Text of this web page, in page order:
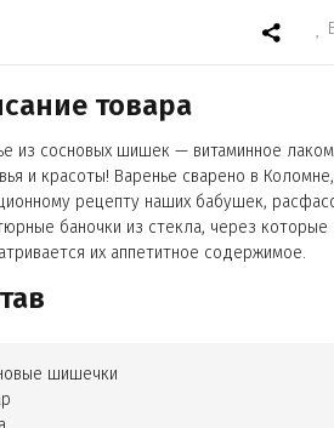
товара
из сосновых шишек — витаминное
и красоты! Варенье сварено в
рецепту наших бабушек,
баночки из стекла, через которые
их аппетитное содержимое.
шишечки